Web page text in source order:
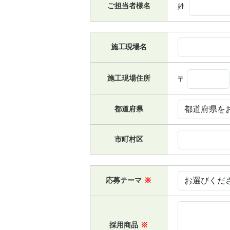
ご担当者様名 姓
施工現場名
施工現場住所 〒
都道府県
市町村区
応募テーマ ※
採用商品 ※